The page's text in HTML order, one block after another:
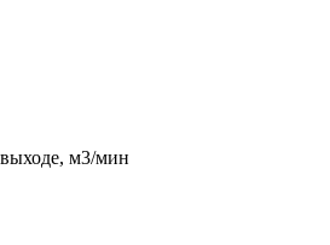
м3/мин